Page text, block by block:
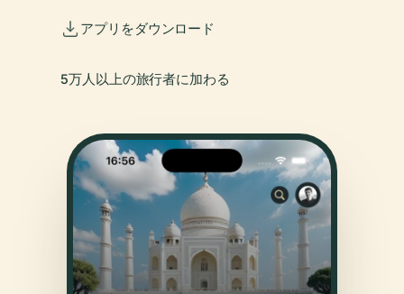
アプリをダウンロード
5万人以上の旅行者に加わる